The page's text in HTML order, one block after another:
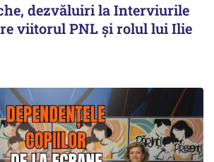
dezvăluiri la Interviurile
viitorul PNL și rolul lui Ilie